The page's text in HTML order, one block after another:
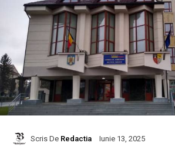
Scris De Redactia Iunie 13, 2025